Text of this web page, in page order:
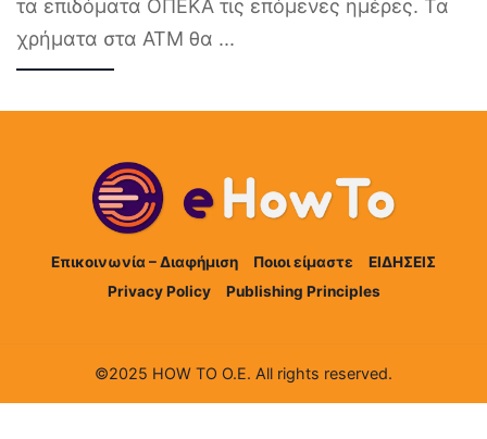
τα επιδόματα ΟΠΕΚΑ τις επόμενες ημέρες. Τα
χρήματα στα ΑΤΜ θα ...
Επικοινωνία – Διαφήμιση Ποιοι είμαστε
ΕΙΔΗΣΕΙΣ
Privacy Policy
Publishing Principles
©2025 HOW TO Ο.Ε. All rights reserved.